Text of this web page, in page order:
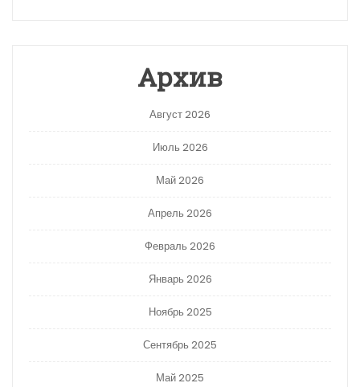
Архив
Август 2026
Июль 2026
Май 2026
Апрель 2026
Февраль 2026
Январь 2026
Ноябрь 2025
Сентябрь 2025
Май 2025